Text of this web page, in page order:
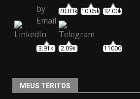
20.03k 10.05k 32.00k
3.91k 2.09k 11000
MEUS TÉRITOS